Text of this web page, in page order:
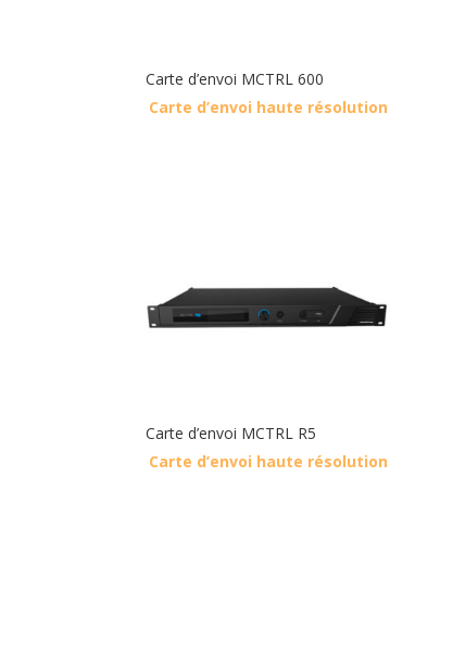
Carte d’envoi MCTRL 600
Carte d’envoi haute résolution
Carte d’envoi MCTRL R5
Carte d’envoi haute résolution